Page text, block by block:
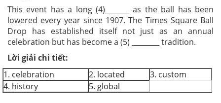
This event has a long (4)_______ as the ball has been
lowered every year since 1907. The Times Square Ball
Drop has established itself not just as an annual
celebration but has become a (5) ________ tradition.
Lời giải chi tiết:
1. celebration
2. located
3. custom
4. history
5. global